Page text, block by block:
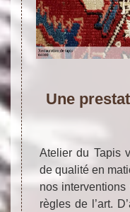
Une
Atelier du Tapis
de qualité en
nos
règles de l’art.